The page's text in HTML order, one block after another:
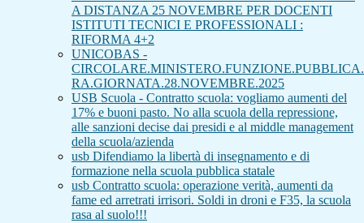
A DISTANZA 25 NOVEMBRE PER DOCENTI
ISTITUTI TECNICI E PROFESSIONALI :
RIFORMA 4+2
UNICOBAS -
RA.GIORNATA.28.NOVEMBRE.2025
USB Scuola - Contratto scuola: vogliamo aumenti del
17% e buoni pasto. No alla scuola della repressione,
alle sanzioni decise dai presidi e al middle management
della scuola/azienda
usb Difendiamo la libertà di insegnamento e di
formazione nella scuola pubblica statale
usb Contratto scuola: operazione verità, aumenti da
fame ed arretrati irrisori. Soldi in droni e F35, la scuola
rasa al suolo!!!